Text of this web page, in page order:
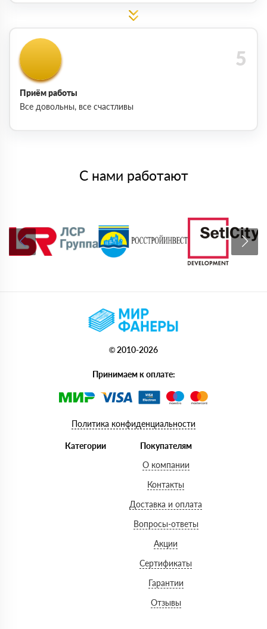
Приём работы
Все довольны, все счастливы
С нами работают
© 2010-2026
Принимаем к оплате:
Политика конфиденциальности
Категории
Покупателям
О компании
Контакты
Доставка и оплата
Вопросы-ответы
Акции
Сертификаты
Гарантии
Отзывы